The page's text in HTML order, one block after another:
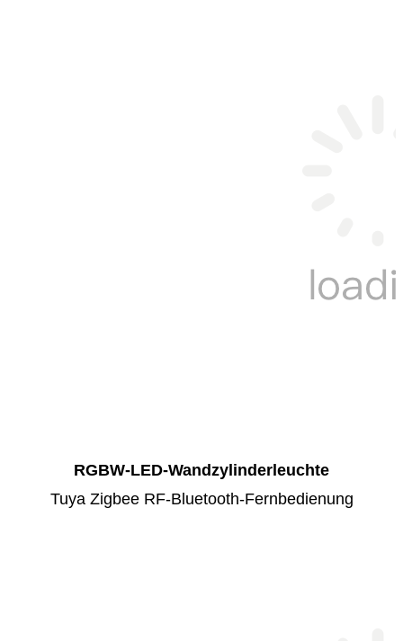
RGBW-LED-Wandzylinderleuchte
Tuya Zigbee RF-Bluetooth-Fernbedienung